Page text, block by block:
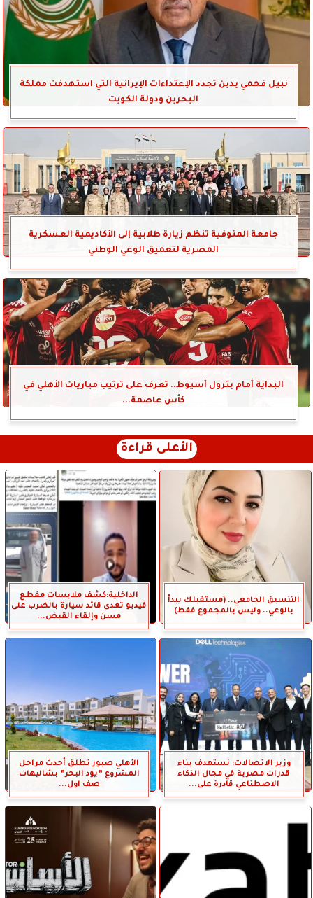
نبيل فهمي يدين تجدد الإعتداءات الإيرانية التي استهدفت مملكة
البحرين ودولة الكويت
جامعة المنوفية تنظم زيارة طلابية إلى الأكاديمية العسكرية
المصرية لتعميق الوعي الوطني
البداية أمام بترول أسيوط.. تعرف على ترتيب مباريات الأهلي في
كأس عاصمة...
الأعلى قراءة
التنسيق الجامعي.. (مستقبلك يبدأ
بالوعي.. وليس بالمجموع فقط)
الداخلية:كشف ملابسات مقطع
فيديو تعدى قائد سيارة بالضرب على
مسن وإلقاء القبض...
وزير الاتصالات: نستهدف بناء
قدرات مصرية في مجال الذكاء
الاصطناعي قادرة على...
الأهلي صبور تطلق أحدث مراحل
المشروع ”يود البحر” بشاليهات
صف اول...